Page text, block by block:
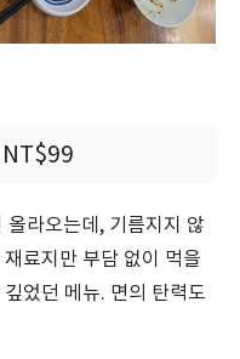
NT$99
올라오는데, 기름지지 않
료지만 부담 없이 먹을
었던 메뉴. 면의 탄력도